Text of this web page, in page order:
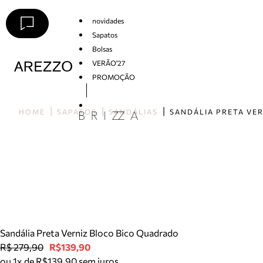
novidades
Sapatos
Bolsas
VERÃO'27
PROMOÇÃO
HOME SAPATOS SANDÁLIAS
Sandália Preta Verniz Bloco Bico Quadrado
R$ 279,90 R$139,90